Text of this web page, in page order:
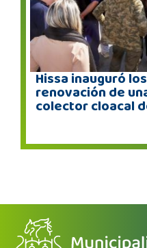
Hissa inauguró
renovación de
colector cloacal